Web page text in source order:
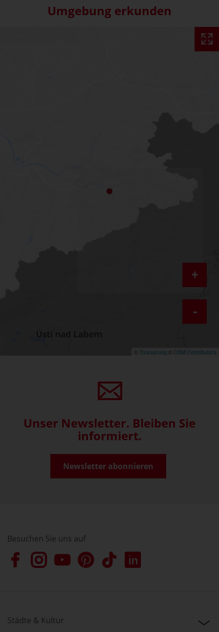
Umgebung erkunden
Interaktive Karte
+
-
© Toursprung © OSM Contributors
Unser Newsletter. Bleiben Sie
informiert.
Newsletter abonnieren
Besuchen Sie uns auf
Städte & Kultur